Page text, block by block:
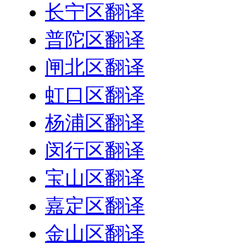
长宁区翻译
普陀区翻译
闸北区翻译
虹口区翻译
杨浦区翻译
闵行区翻译
宝山区翻译
嘉定区翻译
金山区翻译